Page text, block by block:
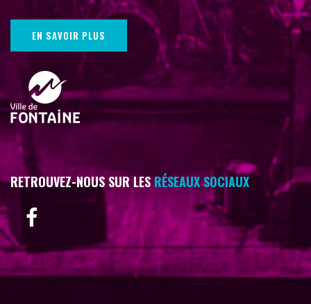
EN SAVOIR PLUS
RETROUVEZ-NOUS SUR LESRÉSEAUX SOCIAUX